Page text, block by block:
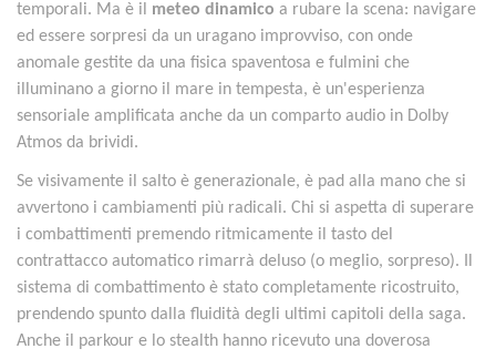
temporali. Ma è il meteo dinamico a rubare la scena: navigare
ed essere sorpresi da un uragano improvviso, con onde
anomale gestite da una fisica spaventosa e fulmini che
illuminano a giorno il mare in tempesta, è un'esperienza
sensoriale amplificata anche da un comparto audio in Dolby
Atmos da brividi.
Se visivamente il salto è generazionale, è pad alla mano che si
avvertono i cambiamenti più radicali. Chi si aspetta di superare
i combattimenti premendo ritmicamente il tasto del
contrattacco automatico rimarrà deluso (o meglio, sorpreso). Il
sistema di combattimento è stato completamente ricostruito,
prendendo spunto dalla fluidità degli ultimi capitoli della saga.
Anche il parkour e lo stealth hanno ricevuto una doverosa